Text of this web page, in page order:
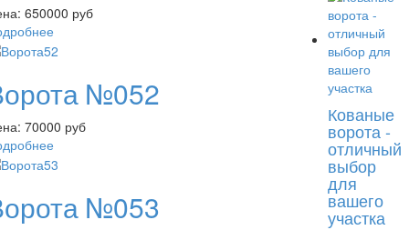
650000 руб
№052
70000 руб
№053
Кованые
ворота -
отличный
выбор
для
вашего
участка